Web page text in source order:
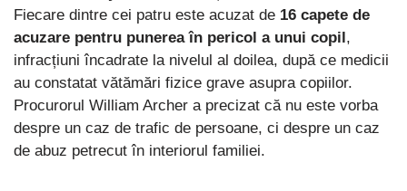
Fiecare dintre cei patru este acuzat de 16 capete de
acuzare pentru punerea în pericol a unui copil ,
infracțiuni încadrate la nivelul al doilea, după ce medicii
au constatat vătămări fizice grave asupra copiilor.
Procurorul William Archer a precizat că nu este vorba
despre un caz de trafic de persoane, ci despre un caz
de abuz petrecut în interiorul familiei.